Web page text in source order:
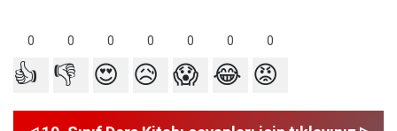
0 0 0 0 0 0 0
👍 👎 😍 😥 😱 😂 😡